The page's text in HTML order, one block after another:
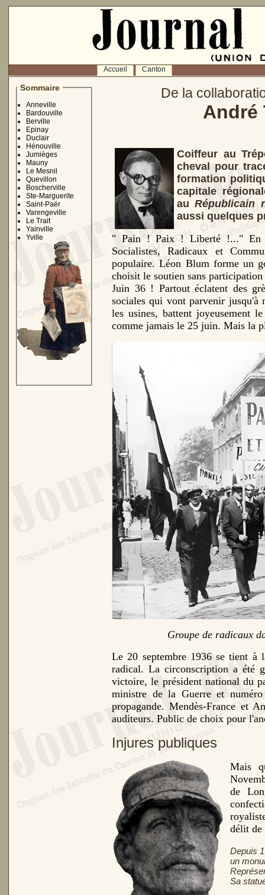
Accueil Canton
Sommaire
Anneville
Bardouville
Berville
Epinay
Duclair
Hénouville
Jumièges
Mauny
Le Mesnil
Quevillon
Boscherville
Ste-Marguerite
Saint-Paër
Varengeville
Le Trait
Yainville
Yville
De la
André
Coiffeur au
cheval pour
formation
capitale
auRépublicain
aussi quelques
" Pain ! Paix ! Liberté !..." En
Socialistes, Radicaux et
populaire. Léon Blum forme un
choisit le soutien sans
Juin 36 ! Partout éclatent des
sociales qui vont parvenir jusqu'à
les usines, battent joyeusement
comme jamais le 25 juin. Mais la
Groupe de radicaux
Le 20 septembre 1936 se tient à
radical. La circonscription a été
victoire, le président national du
ministre de la Guerre et
propagande. Mendès-France et
auditeurs. Public de choix pour
Injures publiques
Mais
de
délit de
Depuis
un
Sa